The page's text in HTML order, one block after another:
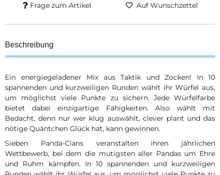
Frage zum Artikel Auf Wunschzettel
Beschreibung
Ein energie­geladener Mix aus Taktik und Zocken! In 10
spannen­den und kurz­weil­igen Runden wählt ihr Würfel aus,
um möglichst viele Punkte zu sichern. Jede Würfel­farbe
bietet dabei einzig­artige Fähig­keiten. Also wählt mit
Bedacht, denn nur wer klug aus­wählt, clever plant und das
nötige Quänt­chen Glück hat, kann gewinnen.
Sieben Panda-Clans veranstalten ihren jährlichen
Wettbewerb, bei dem die mutigsten aller Pandas um Ehre
und Ruhm kämpfen. In 10 spannenden und kurzweiligen